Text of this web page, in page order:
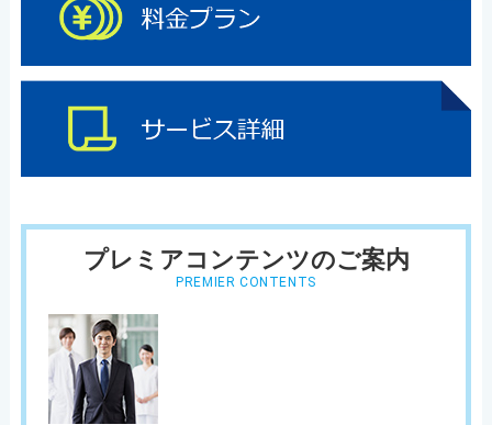
プレミアコンテンツのご案内
PREMIER CONTENTS